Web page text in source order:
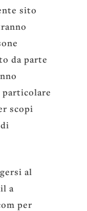
sito
da parte
scopi
al
a
per